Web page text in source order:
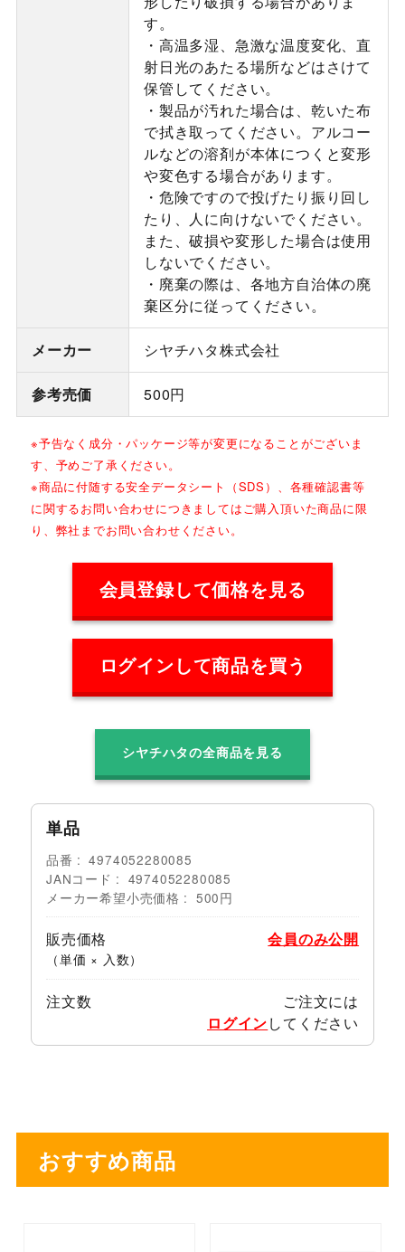
す。
・高温多湿、急激な温度変化、直
射日光のあたる場所などはさけて
保管してください。
・製品が汚れた場合は、乾いた布
で拭き取ってください。アルコー
ルなどの溶剤が本体につくと変形
や変色する場合があります。
・危険ですので投げたり振り回し
たり、人に向けないでください。
また、破損や変形した場合は使用
しないでください。
・廃棄の際は、各地方自治体の廃
棄区分に従ってください。
メーカー シヤチハタ株式会社
参考売価 500円
※予告なく成分・パッケージ等が変更になることがございま
す、予めご了承ください。
※商品に付随する安全データシート（SDS）、各種確認書等
に関するお問い合わせにつきましてはご購入頂いた商品に限
り、弊社までお問い合わせください。
会員登録して価格を見る
ログインして商品を買う
シヤチハタの全商品を見る
単品
品番
4974052280085
JANコード
4974052280085
メーカー希望小売価格
500円
販売価格
（単価 × 入数）
会員のみ公開
注文数
ご注文には
ログインしてください
おすすめ商品